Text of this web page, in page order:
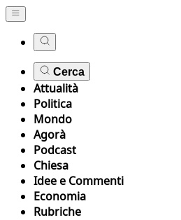
Cerca
Attualità
Politica
Mondo
Agorà
Podcast
Chiesa
Idee e Commenti
Economia
Rubriche